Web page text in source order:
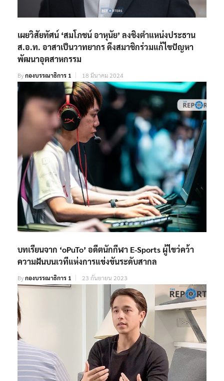
เผยวิสัยทัศน์ ‘สมโภชน์ อาหุนัย’ ลงชิงตำแหน่งประธาน
ส.อ.ท. อาสาเป็นวาทยากร ดึงสมาชิกร่วมแก้ไขปัญหา
พัฒนาอุตสาหกรรม
Byกองบรรณาธิการ 1 18 มีนาคม 2024
บทเรียนจาก ‘oPuTo’ อดีตนักกีฬา E-Sports ผู้ไขว่คว้า
ความฝันบนเวทีแห่งการแข่งขันระดับสากล
Byกองบรรณาธิการ 1 23 กันยายน 2023